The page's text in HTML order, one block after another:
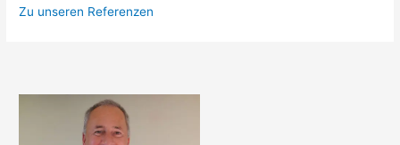
Zu unseren Referenzen